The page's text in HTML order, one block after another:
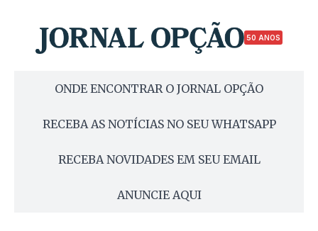
50 ANOS
ONDE ENCONTRAR O JORNAL OPÇÃO
RECEBA AS NOTÍCIAS NO SEU WHATSAPP
RECEBA NOVIDADES EM SEU EMAIL
ANUNCIE AQUI